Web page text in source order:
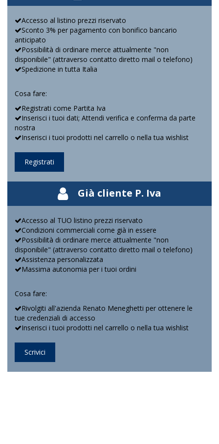
Accesso al listino prezzi riservato
Sconto 3% per pagamento con bonifico bancario
anticipato
Possibilità di ordinare merce attualmente "non
disponibile" (attraverso contatto diretto mail o telefono)
Spedizione in tutta Italia
Cosa fare:
Registrati come Partita Iva
Inserisci i tuoi dati; Attendi verifica e conferma da parte
nostra
Inserisci i tuoi prodotti nel carrello o nella tua wishlist
Registrati
Già cliente P. Iva
Accesso al TUO listino prezzi riservato
Condizioni commerciali come già in essere
Possibilità di ordinare merce attualmente "non
disponibile" (attraverso contatto diretto mail o telefono)
Assistenza personalizzata
Massima autonomia per i tuoi ordini
Cosa fare:
Rivolgiti all'azienda Renato Meneghetti per ottenere le
tue credenziali di accesso
Inserisci i tuoi prodotti nel carrello o nella tua wishlist
Scrivici